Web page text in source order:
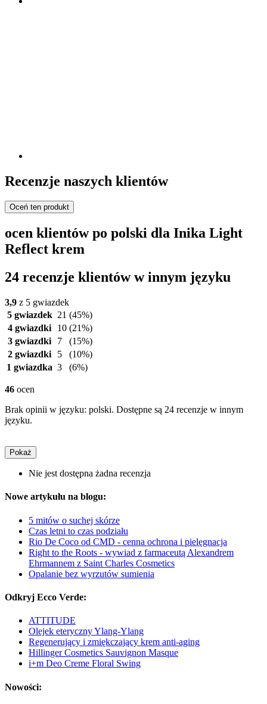
Recenzje naszych klientów
Oceń ten produkt
ocen klientów po polski dla Inika Light
Reflect krem
24 recenzje klientów w innym języku
3,9 z 5 gwiazdek
5 gwiazdek 21 (45%)
4 gwiazdki
10 (21%)
3 gwiazdki
7
(15%)
2 gwiazdki
5
(10%)
1 gwiazdka 3 (6%)
46 ocen
Brak opinii w języku: polski. Dostępne są 24 recenzje w innym
języku.
Pokaż
Nie jest dostępna żadna recenzja
Nowe artykułu na blogu:
5 mitów o suchej skórze
Czas letni to czas podziału
Rio De Coco od CMD - cenna ochrona i pielęgnacja
Right to the Roots - wywiad z farmaceutą Alexandrem
Ehrmannem z Saint Charles Cosmetics
Opalanie bez wyrzutów sumienia
Odkryj Ecco Verde:
ATTITUDE
Olejek eteryczny Ylang-Ylang
Regenerujący i zmiękczający krem anti-aging
Hillinger Cosmetics Sauvignon Masque
i+m Deo Creme Floral Swing
Nowości: